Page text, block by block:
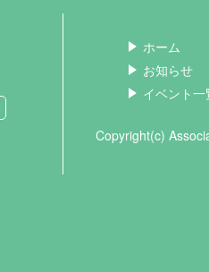
ホーム
お知らせ
イベント一
Copyright(c)